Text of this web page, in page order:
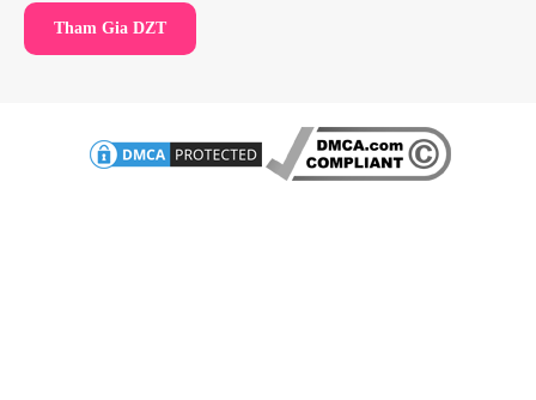
Tham Gia DZT